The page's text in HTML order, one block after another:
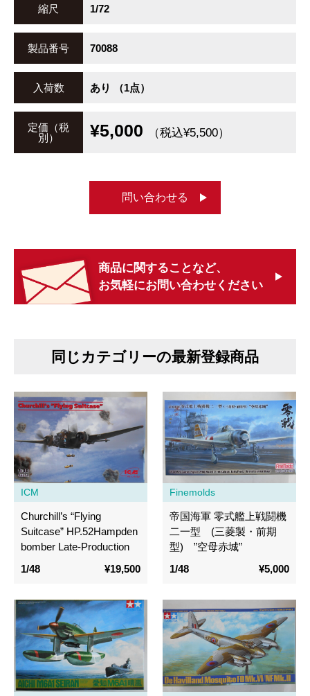
縮尺 1/72
製品番号 70088
入荷数 あり （1点）
定価（税
別）
¥5,000 （税込¥5,500）
問い合わせる
商品に関することなど、
お気軽にお問い合わせください
同じカテゴリーの最新登録商品
ICM
Churchill’s “Flying
Suitcase” HP.52Hampden
bomber Late-Production
1/48
¥19,500
Finemolds
帝国海軍 零式艦上戦闘機
二一型 (三菱製・前期
型) ”空母赤城”
1/48
¥5,000